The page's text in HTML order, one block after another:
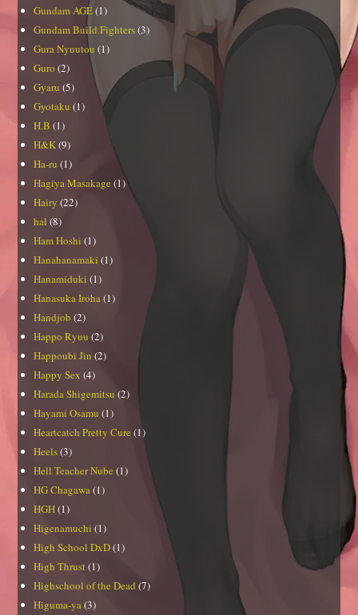
Gundam AGE(1)
Gundam Build Fighters(3)
Gura Nyuutou (1)
Guro (2)
Gyaru (5)
Gyotaku (1)
H.B (1)
H&K(9)
Ha-ru (1)
Hagiya Masakage (1)
Hairy (22)
hal (8)
Ham Hoshi (1)
Hanahanamaki (1)
Hanamiduki (1)
Hanasuka Iroha(1)
Handjob (2)
Happo Ryuu (2)
Happoubi Jin (2)
Happy Sex (4)
Harada Shigemitsu (2)
Hayami Osamu (1)
Heartcatch Pretty Cure (1)
Heels(3)
Hell Teacher Nube (1)
HG Chagawa(1)
HGH(1)
Higenamuchi (1)
High School DxD(1)
High Thrust (1)
Highschool of the Dead (7)
Higuma-ya(3)